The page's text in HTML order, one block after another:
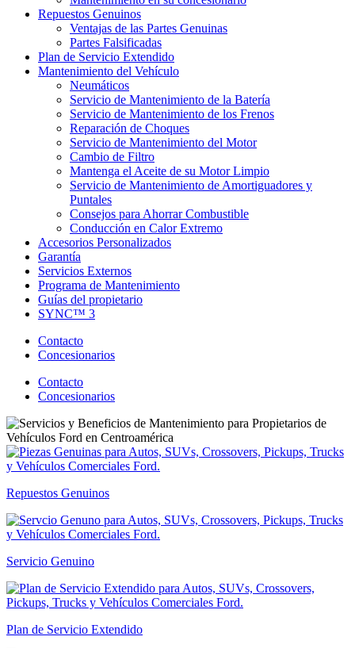
Repuestos Genuinos
Ventajas de las Partes Genuinas
Partes Falsificadas
Plan de Servicio Extendido
Mantenimiento del Vehículo
Neumáticos
Servicio de Mantenimiento de la Batería
Servicio de Mantenimiento de los Frenos
Reparación de Choques
Servicio de Mantenimiento del Motor
Cambio de Filtro
Mantenga el Aceite de su Motor Limpio
Servicio de Mantenimiento de Amortiguadores y
Puntales
Consejos para Ahorrar Combustible
Conducción en Calor Extremo
Accesorios Personalizados
Garantía
Servicios Externos
Programa de Mantenimiento
Guías del propietario
SYNC™ 3
Contacto
Concesionarios
Contacto
Concesionarios
Repuestos Genuinos
Servicio Genuino
Plan de Servicio Extendido